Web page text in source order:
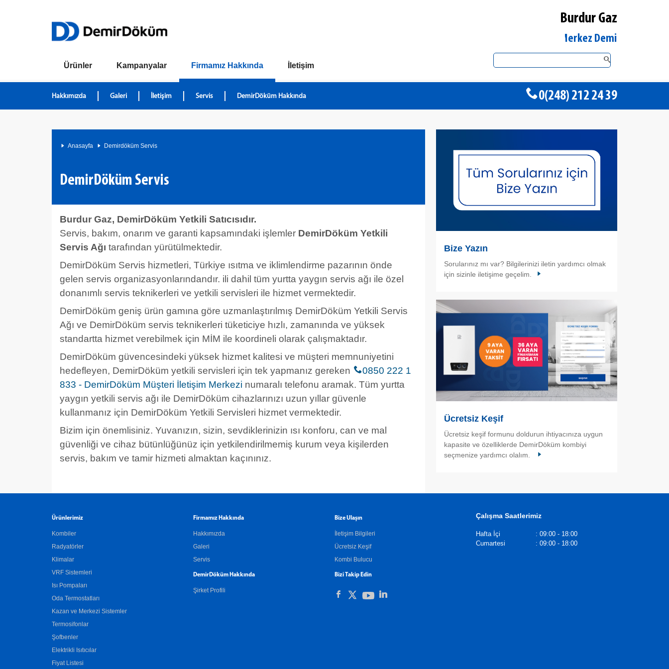
Burdur Gaz
Burdur Merkez DemirDöküm Yetkili
Ürünler Kampanyalar Firmamız Hakkında
Hakkımızda Galeri İletişim Servis DemirDöküm Hakkında 0(248) 212 24 39
İletişim
Anasayfa Demirdöküm Servis
DemirDöküm Servis
Burdur Gaz, DemirDöküm Yetkili Satıcısıdır.
Servis, bakım, onarım ve garanti kapsamındaki işlemler DemirDöküm Yetkili
Servis Ağı tarafından yürütülmektedir.
DemirDöküm Servis hizmetleri, Türkiye ısıtma ve iklimlendirme pazarının önde
gelen servis organizasyonlarındandır. ili dahil tüm yurtta yaygın servis ağı ile özel
donanımlı servis teknikerleri ve yetkili servisleri ile hizmet vermektedir.
DemirDöküm geniş ürün gamına göre uzmanlaştırılmış DemirDöküm Yetkili Servis
Ağı ve DemirDöküm servis teknikerleri tüketiciye hızlı, zamanında ve yüksek
standartta hizmet verebilmek için MİM ile koordineli olarak çalışmaktadır.
DemirDöküm güvencesindeki yüksek hizmet kalitesi ve müşteri memnuniyetini
hedefleyen, DemirDöküm yetkili servisleri için tek yapmanız gereken
0850 222 1
833 - DemirDöküm Müşteri İletişim Merkezi numaralı telefonu aramak. Tüm yurtta
yaygın yetkili servis ağı ile DemirDöküm cihazlarınızı uzun yıllar güvenle
kullanmanız için DemirDöküm Yetkili Servisleri hizmet vermektedir.
Bizim için önemlisiniz. Yuvanızın, sizin, sevdiklerinizin ısı konforu, can ve mal
güvenliği ve cihaz bütünlüğünüz için yetkilendirilmemiş kurum veya kişilerden
servis, bakım ve tamir hizmeti almaktan kaçınınız.
Bize Yazın
Sorularınız mı var? Bilgilerinizi iletin yardımcı olmak
için sizinle iletişime geçelim.
Ücretsiz Keşif
Ücretsiz keşif formunu doldurun ihtiyacınıza uygun
kapasite ve özelliklerde DemirDöküm kombiyi
seçmenize yardımcı olalım.
Ürünlerimiz
Kombiler
Radyatörler
Klimalar
VRF Sistemleri
Isı Pompaları
Oda Termostatları
Kazan ve Merkezi Sistemler
Termosifonlar
Şofbenler
Elektrikli Isıtıcılar
Fiyat Listesi
Firmamız Hakkında
Hakkımızda
Galeri
Servis
DemirDöküm Hakkında
Şirket Profili
Bize Ulaşın
İletişim Bilgileri
Ücretsiz Keşif
Kombi Bulucu
Bizi Takip Edin
Çalışma Saatlerimiz
Hafta İçi : 09:00 - 18:00
Cumartesi
: 09:00 - 18:00